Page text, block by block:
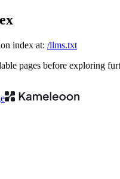
index at: /llms.txt
pages before exploring